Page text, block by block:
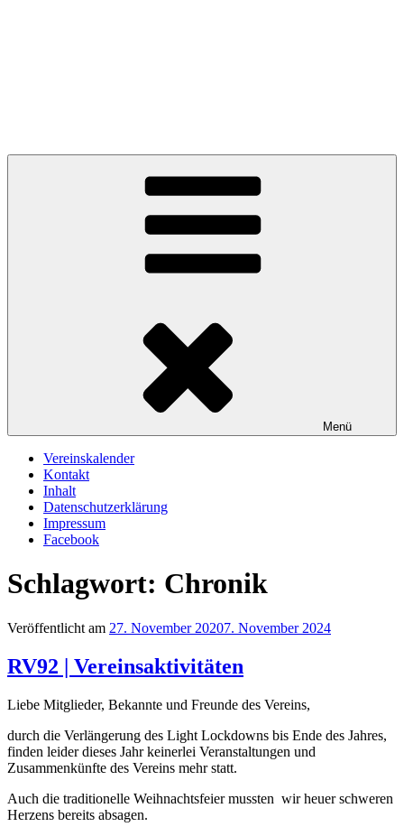
Menü
Vereinskalender
Kontakt
Inhalt
Datenschutzerklärung
Impressum
Facebook
Schlagwort: Chronik
Veröffentlicht am 27. November 20207. November 2024
RV92 | Vereinsaktivitäten
Liebe Mitglieder, Bekannte und Freunde des Vereins,
durch die Verlängerung des Light Lockdowns bis Ende des Jahres,
finden leider dieses Jahr keinerlei Veranstaltungen und
Zusammenkünfte des Vereins mehr statt.
Auch die traditionelle Weihnachtsfeier mussten wir heuer schweren
Herzens bereits absagen.